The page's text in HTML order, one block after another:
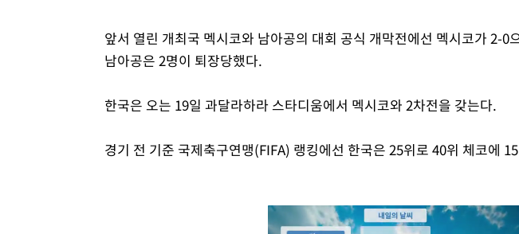
앞서 열린 개최국 멕시코와 남아공의 대회 공식 개막전에선 멕시코가 2-0
남아공은 2명이 퇴장당했다.
한국은 오는 19일 과달라하라 스타디움에서 멕시코와 2차전을 갖는다.
경기 전 기준 국제축구연맹(FIFA) 랭킹에선 한국은 25위로 40위 체코에